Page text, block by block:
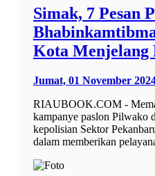
Simak, 7 Pesan
Kota Menjelang
Jumat, 01 November
RIAUBOOK.COM -
kampanye paslon Pilwako
kepolisian Sektor
dalam memberikan